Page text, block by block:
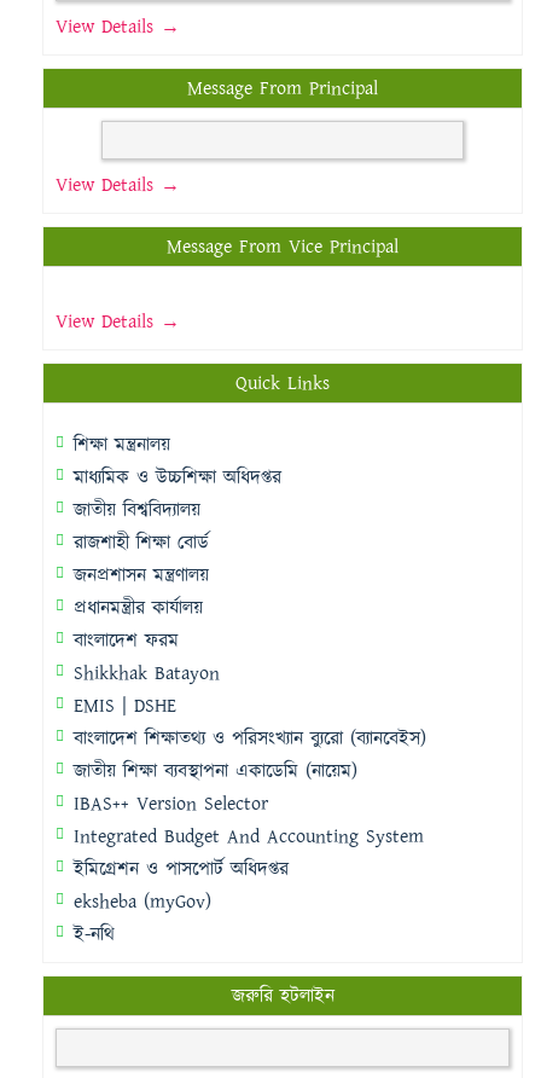
View Details →
Message From Principal
View Details →
Message From Vice Principal
View Details →
Quick Links
শিক্ষা মন্ত্রনালয়
মাধ্যমিক ও উচ্চশিক্ষা অধিদপ্তর
জাতীয় বিশ্ববিদ্যালয়
রাজশাহী শিক্ষা বোর্ড
জনপ্রশাসন মন্ত্রণালয়
প্রধানমন্ত্রীর কার্যালয়
বাংলাদেশ ফরম
Shikkhak Batayon
EMIS | DSHE
বাংলাদেশ শিক্ষাতথ্য ও পরিসংখ্যান ব্যুরো (ব্যানবেইস)
জাতীয় শিক্ষা ব্যবস্থাপনা একাডেমি (নায়েম)
IBAS++ Version Selector
Integrated Budget And Accounting System
ইমিগ্রেশন ও পাসপোর্ট অধিদপ্তর
eksheba (myGov)
ই-নথি
জরুরি হটলাইন